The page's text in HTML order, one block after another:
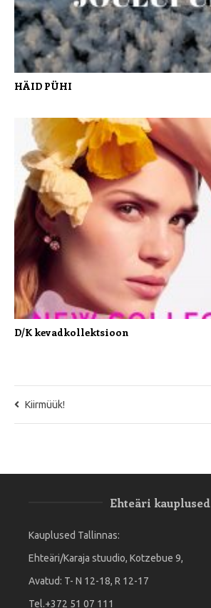
HÄID PÜHI
D/K kevadkollektsioon
Kiirmüük!
Ehteäri kauplused
Kauplused Tallinnas:
Ehteäri/Karaja stuudio, Kotzebue 9,
Avatud: T- N 12-18, R 12-17
Tel.+372 51 07 111